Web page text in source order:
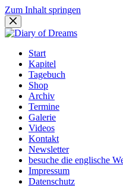
Zum Inhalt springen
Start
Kapitel
Tagebuch
Shop
Archiv
Termine
Galerie
Videos
Kontakt
Newsletter
besuche die englische
Impressum
Datenschutz